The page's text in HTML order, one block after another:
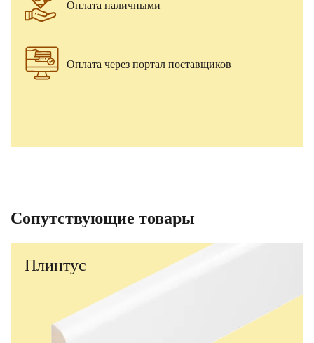
Оплата наличными
Оплата через портал поставщиков
Сопутствующие товары
Плинтус